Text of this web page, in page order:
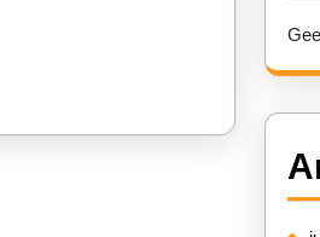
Gelegenheid!